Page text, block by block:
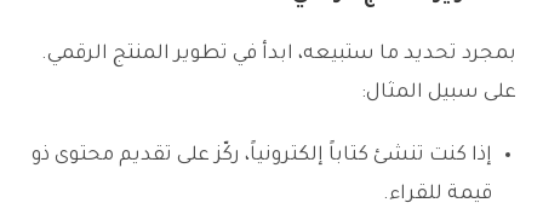
بمجرد تحديد ما ستبيعه، ابدأ في تطوير المنتج الرقمي.
على سبيل المثال:
إذا كنت تنشئ كتاباً إلكترونياً، ركّز على تقديم محتوى ذو
قيمة للقراء.